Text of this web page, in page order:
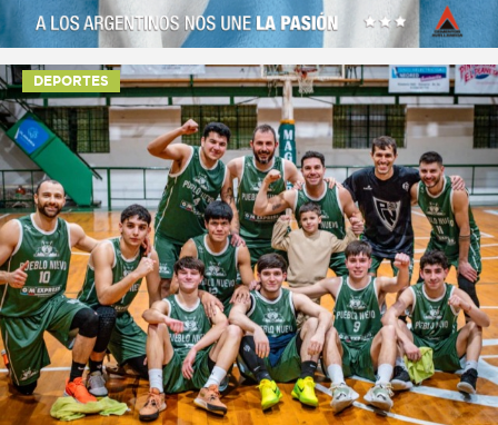
DEPORTES